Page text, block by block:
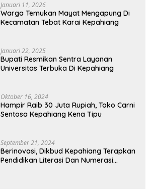
Januari 11, 2026
Warga Temukan Mayat Mengapung Di
Kecamatan Tebat Karai Kepahiang
Januari 22, 2025
Bupati Resmikan Sentra Layanan
Universitas Terbuka Di Kepahiang
Oktober 16, 2024
Hampir Raib 30 Juta Rupiah, Toko Carni
Sentosa Kepahiang Kena Tipu
September 21, 2024
Berinovasi, Dikbud Kepahiang Terapkan
Pendidikan Literasi Dan Numerasi